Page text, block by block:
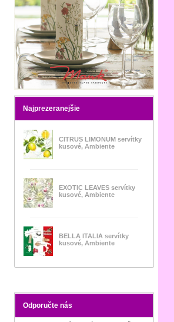
Najprezeranejšie
CITRUS LIMONUM servítky
kusové, Ambiente
EXOTIC LEAVES servítky
kusové, Ambiente
BELLA ITALIA servítky
kusové, Ambiente
Odporučte nás